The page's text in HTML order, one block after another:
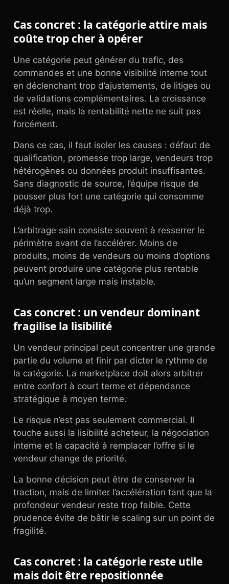
Cas concret : la catégorie attire mais
coûte trop cher à opérer
Une catégorie peut générer du trafic, des
commandes et une bonne visibilité interne tout
en déclenchant trop d’ajustements, de litiges ou
de validations complémentaires. La croissance
est réelle, mais la rentabilité nette ne suit pas
forcément.
Dans ce cas, il faut isoler les causes : défaut de
qualification, promesse trop large, vendeurs trop
hétérogènes ou données produit insuffisantes.
Sans diagnostic de source, l’équipe risque de
pousser plus fort une catégorie qui consomme
déjà trop.
L’arbitrage sain consiste souvent à resserrer le
périmètre avant de l’accélérer. Moins de
produits, moins de vendeurs ou moins d’options
peuvent produire une catégorie plus rentable
qu’un segment large mais instable.
Cas concret : un vendeur dominant
fragilise la lisibilité
Un vendeur principal peut concentrer une grande
partie du volume et finir par dicter le rythme de
la catégorie. La marketplace doit alors arbitrer
entre confort à court terme et dépendance
stratégique à moyen terme.
Le risque n’est pas seulement commercial. Il
touche aussi la lisibilité acheteur, la négociation
interne et la capacité à remplacer l’offre si le
vendeur change de priorité.
La bonne décision peut être de conserver la
traction, mais de limiter l’accélération tant que la
profondeur vendeur reste trop faible. Cette
prudence évite de bâtir le scaling sur un point de
fragilité.
Cas concret : la catégorie reste utile
mais doit être repositionnée